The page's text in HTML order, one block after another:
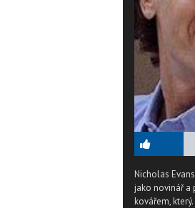
Nicholas
jako novinář a
kovářem,